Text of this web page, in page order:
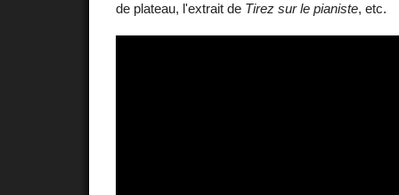
de plateau, l'extrait de Tirez sur le pianiste, etc.